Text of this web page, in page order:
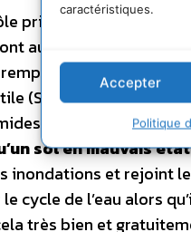
caractéristiques.
Accepter
Politique
primordial dans les
aujourd’hui
les réserves
(SAU) occupe 50%
et des haies qui
sol en mauvais
inondations et rejoint
cycle de l’eau alors
très bien et